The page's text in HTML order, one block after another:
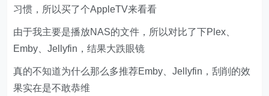
习惯，所以买了个AppleTV来看看
由于我主要是播放NAS的文件，所以对比了下Plex、
Emby、Jellyfin，结果大跌眼镜
真的不知道为什么那么多推荐Emby、Jellyfin，刮削的效
果实在是不敢恭维